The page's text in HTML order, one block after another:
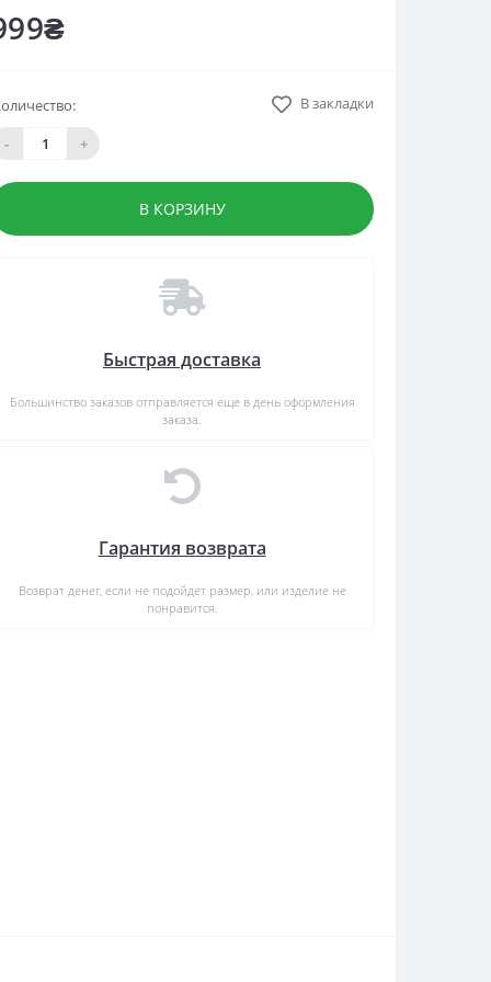
-
+
В закладки
В КОРЗИНУ
Быстрая доставка
Большинство заказов отправляется еще в день оформления
заказа.
Гарантия возврата
Возврат денег, если не подойдет размер, или изделие не
понравится.